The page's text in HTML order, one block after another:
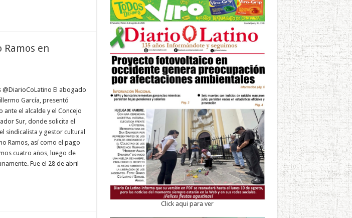
en
@DiarioCoLatino El abogado
García, presentó
ante el alcalde y el Concejo
Sur, donde solicita el
sindicalista y gestor cultural
Ramos, así como el pago
cuatro años, luego de
Fue el 28 de abril
Click aqui para ver